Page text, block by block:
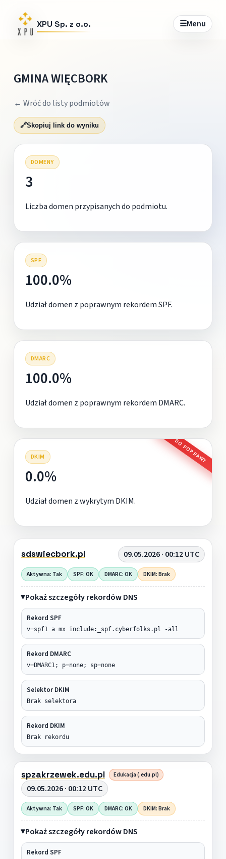
XPU Sp. z o.o. ☰Menu
GMINA WIĘCBORK
← Wróć do listy podmiotów
🔗Skopiuj link do wyniku
DOMENY
3
Liczba domen przypisanych do podmiotu.
SPF
100.0%
Udział domen z poprawnym rekordem SPF.
DMARC
100.0%
Udział domen z poprawnym rekordem DMARC.
DKIM DO POPRAWY
0.0%
Udział domen z wykrytym DKIM.
sdswiecbork.pl 09.05.2026 · 00:12 UTC
Aktywna: Tak SPF: OK DMARC: OK DKIM: Brak
Pokaż szczegóły rekordów DNS
Rekord SPF
v=spf1 a mx include:_spf.cyberfolks.pl -all
Rekord DMARC
v=DMARC1; p=none; sp=none
Selektor DKIM
Brak selektora
Rekord DKIM
Brak rekordu
spzakrzewek.edu.pl Edukacja (.edu.pl)
09.05.2026 · 00:12 UTC
Aktywna: Tak SPF: OK DMARC: OK DKIM: Brak
Pokaż szczegóły rekordów DNS
Rekord SPF